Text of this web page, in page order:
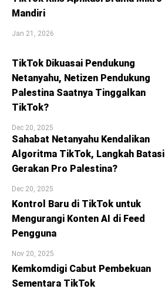
Mandiri
Jan 21, 2026
TikTok Dikuasai Pendukung
Netanyahu, Netizen Pendukung
Palestina Saatnya Tinggalkan
TikTok?
Dec 20, 2025
Sahabat Netanyahu Kendalikan
Algoritma TikTok, Langkah Batasi
Gerakan Pro Palestina?
Dec 20, 2025
Kontrol Baru di TikTok untuk
Mengurangi Konten AI di Feed
Pengguna
Nov 20, 2025
Kemkomdigi Cabut Pembekuan
Sementara TikTok